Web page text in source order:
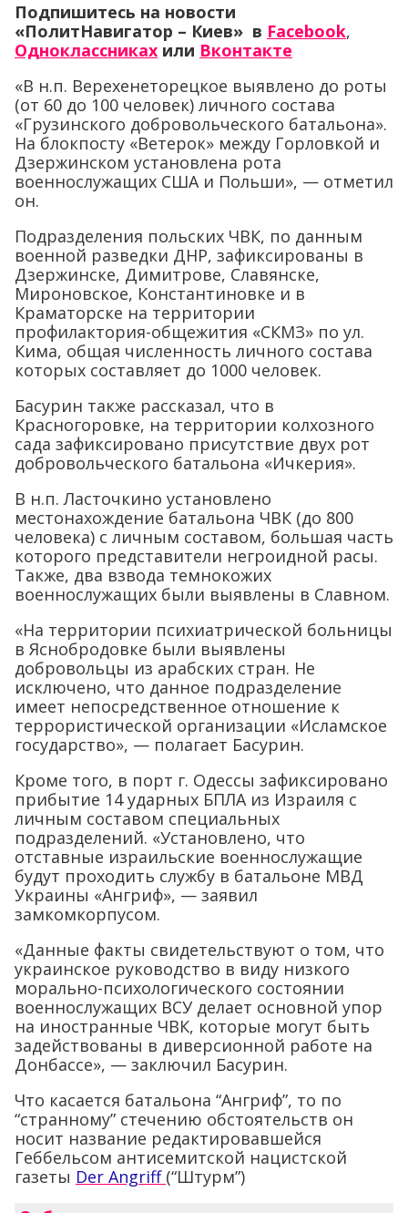
Подпишитесь на новости
«ПолитНавигатор – Киев» в Facebook,
Одноклассниках или Вконтакте
«В н.п. Верехенеторецкое выявлено до роты
(от 60 до 100 человек) личного состава
«Грузинского добровольческого батальона».
На блокпосту «Ветерок» между Горловкой и
Дзержинском установлена рота
военнослужащих США и Польши», — отметил
он.
Подразделения польских ЧВК, по данным
военной разведки ДНР, зафиксированы в
Дзержинске, Димитрове, Славянске,
Мироновское, Константиновке и в
Краматорске на территории
профилактория-общежития «СКМЗ» по ул.
Кима, общая численность личного состава
которых составляет до 1000 человек.
Басурин также рассказал, что в
Красногоровке, на территории колхозного
сада зафиксировано присутствие двух рот
добровольческого батальона «Ичкерия».
В н.п. Ласточкино установлено
местонахождение батальона ЧВК (до 800
человека) с личным составом, большая часть
которого представители негроидной расы.
Также, два взвода темнокожих
военнослужащих были выявлены в Славном.
«На территории психиатрической больницы
в Яснобродовке были выявлены
добровольцы из арабских стран. Не
исключено, что данное подразделение
имеет непосредственное отношение к
террористической организации «Исламское
государство», — полагает Басурин.
Кроме того, в порт г. Одессы зафиксировано
прибытие 14 ударных БПЛА из Израиля с
личным составом специальных
подразделений. «Установлено, что
отставные израильские военнослужащие
будут проходить службу в батальоне МВД
Украины «Ангриф», — заявил
замкомкорпусом.
«Данные факты свидетельствуют о том, что
украинское руководство в виду низкого
морально-психологического состоянии
военнослужащих ВСУ делает основной упор
на иностранные ЧВК, которые могут быть
задействованы в диверсионной работе на
Донбассе», — заключил Басурин.
Что касается батальона “Ангриф”, то по
“странному” стечению обстоятельств он
носит название редактировавшейся
Геббельсом антисемитской нацистской
газеты Der Angriff (“Штурм”)